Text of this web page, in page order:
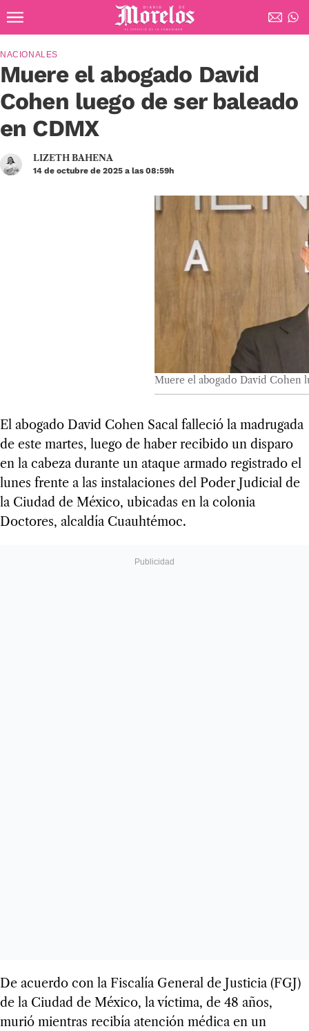
Diario de Morelos
Muere el abogado David
Cohen luego de ser baleado
en CDMX
NACIONALES
LIZETH BAHENA
14 de octubre de 2025 a las 08:59h
Muere el abogado David Cohen
El abogado David Cohen Sacal falleció la madrugada
de este martes, luego de haber recibido un disparo
en la cabeza durante un ataque armado registrado el
lunes frente a las instalaciones del Poder Judicial de
la Ciudad de México, ubicadas en la colonia
Doctores, alcaldía Cuauhtémoc.
De acuerdo con la Fiscalía General de Justicia (FGJ)
de la Ciudad de México, la víctima, de 48 años,
murió mientras recibía atención médica en un